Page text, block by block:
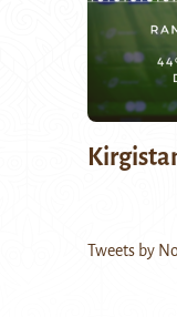
Tweets by